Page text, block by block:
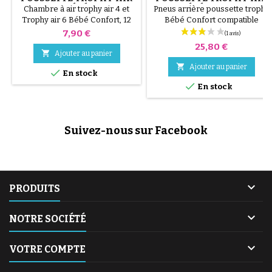
4 ET AIR 2 BÉBÉ CONFORT
Chambre à air trophy air 4 et
Trophy air 6 Bébé Confort, 12
pouces
Prix
7,90 €
 Ajouter au panier
 En stock
6 BÉBÉ CONFORT
Pneus arrière poussette trophy
Bébé Confort compatible
240x47
Prix
25,80 €
 Ajouter au panier
 En stock
Suivez-nous sur Facebook
PRODUITS 
NOTRE SOCIÉTÉ 
VOTRE COMPTE 